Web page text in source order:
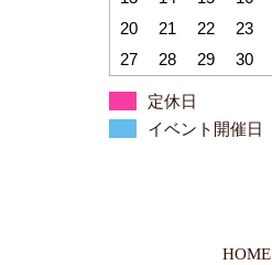
20
21 22 23
27
28 29 30
定休日
イベント開催日
HOME